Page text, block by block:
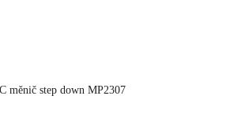
měnič step down MP2307